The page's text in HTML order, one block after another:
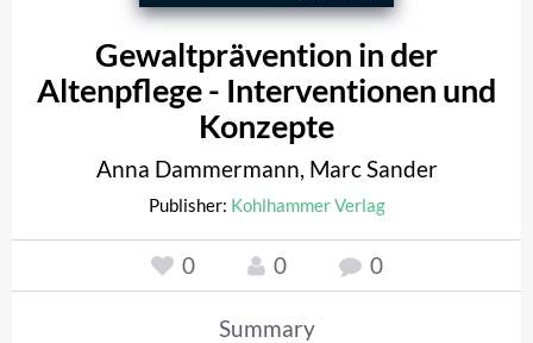
Gewaltprävention in der
Altenpflege - Interventionen und
Konzepte
Anna Dammermann, Marc Sander
Publisher: Kohlhammer Verlag
0 0 0
Summary